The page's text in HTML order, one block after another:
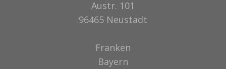
Austr. 101
96465 Neustadt
Franken
Bayern